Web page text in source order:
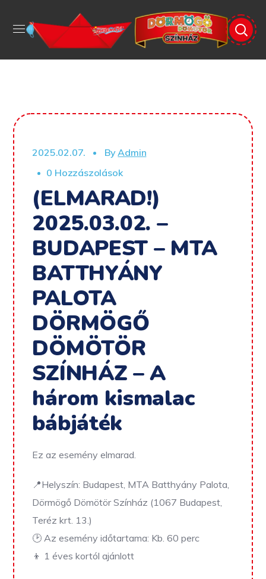
2025.02.07. ByAdmin
0 Hozzászolások
(ELMARAD!)
2025.03.02. –
BUDAPEST – MTA
BATTHYÁNY
PALOTA
DÖRMÖGŐ
DÖMÖTÖR
SZÍNHÁZ – A
három kismalac
bábjáték
Ez az esemény elmarad.
📍Helyszín: Budapest, MTA Batthyány Palota,
Dörmögő Dömötör Színház (1067 Budapest,
Teréz krt. 13.)
🕑 Az esemény időtartama: Kb. 60 perc
👦 1 éves kortól ajánlott